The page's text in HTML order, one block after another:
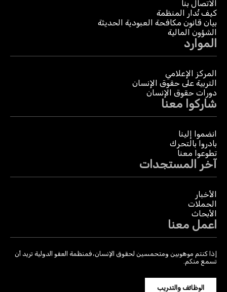
الاتصال بنا
كيف تُدار المنظمة
بيان قانون مكافحة العبودية الحديثة
الشؤون المالية
الموارد
المركز الإعلامي
التربية على حقوق الإنسان
دورات حقوق الإنسان
شاركوا معنا
انضموا إلينا
بادروا بالتحرك
تطوعوا معنا
آخر المستجدات
الأخبار
الحملات
الأبحاث
اعمل معنا
إذا كنتم موهوبين ومتحمسين لحقوق الإنسان، فمنظمة العفو الدولية تريد أن
تسمع منكم.
الوظائف والتدريب